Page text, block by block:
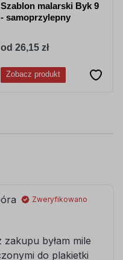
Szablon malarski Byk 9
- samoprzylepny
od 26,15 zł
Zobacz produkt